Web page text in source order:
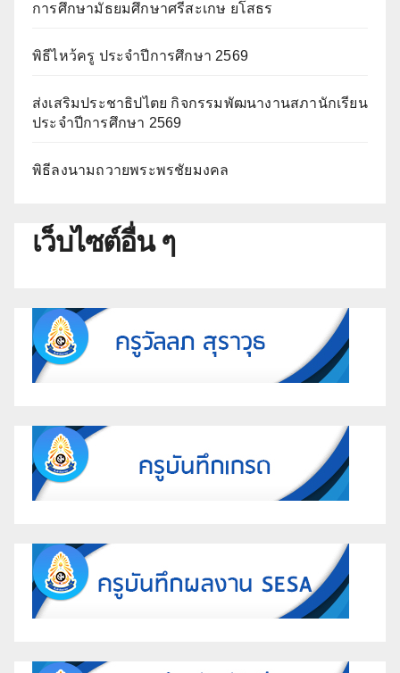
การศึกษามัธยมศึกษาศรีสะเกษ ยโสธร
พิธีไหว้ครู ประจำปีการศึกษา 2569
ส่งเสริมประชาธิปไตย กิจกรรมพัฒนางานสภานักเรียน
ประจำปีการศึกษา 2569
พิธีลงนามถวายพระพรชัยมงคล
เว็บไซต์อื่น ๆ